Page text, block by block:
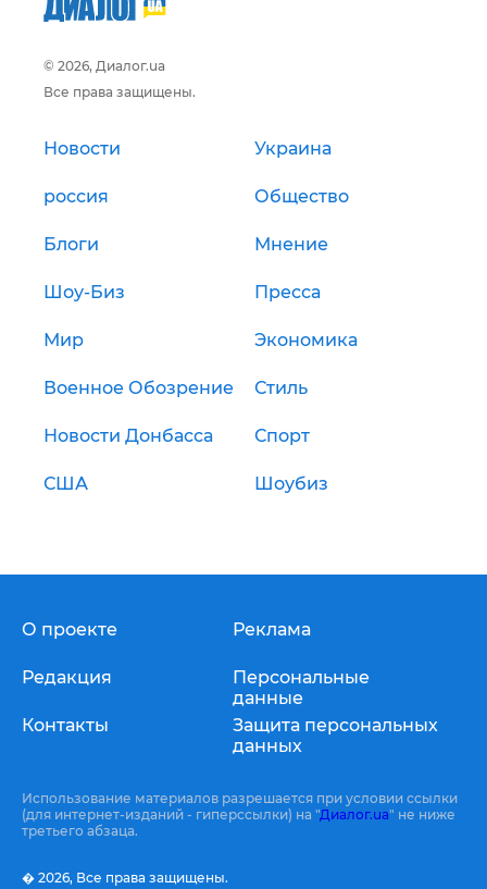
© 2026, Диалог.ua
Все права защищены.
Новости Украина
россия Общество
Блоги Мнение
Шоу-Биз Пресса
Мир Экономика
Военное Обозрение Стиль
Новости Донбасса Спорт
США Шоубиз
О проекте
Редакция
Контакты
Реклама
Персональные
данные
Защита персональных
данных
Использование материалов разрешается при условии ссылки
(для интернет-изданий - гиперссылки) на "Диалог.ua" не ниже
третьего абзаца.
� 2026, Все права защищены.